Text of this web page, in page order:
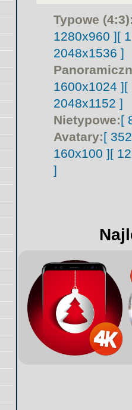
Typowe
1280x960 ][
2048x1536 ]
1600x1024 ][
2048x1152 ]
Nietypowe:[
Avatary:[
160x100 ][
]